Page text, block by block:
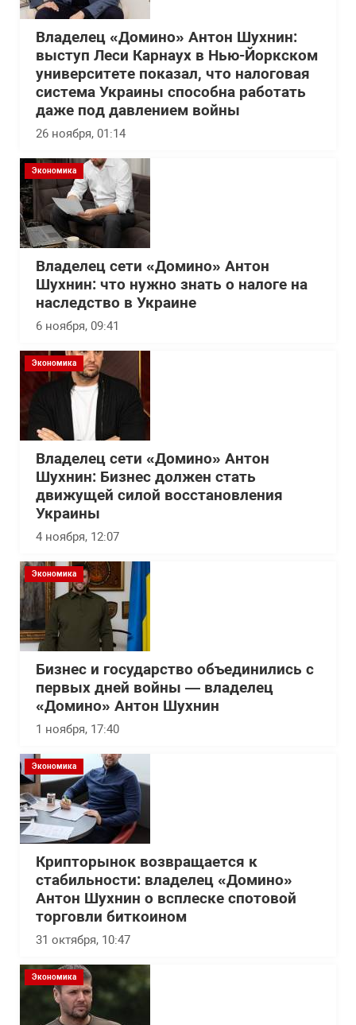
Владелец «Домино» Антон Шухнин:
выступ Леси Карнаух в Нью-Йоркском
университете показал, что налоговая
система Украины способна работать
даже под давлением войны
26 ноября, 01:14
Экономика
Владелец сети «Домино» Антон
Шухнин: что нужно знать о налоге на
наследство в Украине
6 ноября, 09:41
Экономика
Владелец сети «Домино» Антон
Шухнин: Бизнес должен стать
движущей силой восстановления
Украины
4 ноября, 12:07
Экономика
Бизнес и государство объединились с
первых дней войны — владелец
«Домино» Антон Шухнин
1 ноября, 17:40
Экономика
Крипторынок возвращается к
стабильности: владелец «Домино»
Антон Шухнин о всплеске спотовой
торговли биткоином
31 октября, 10:47
Экономика